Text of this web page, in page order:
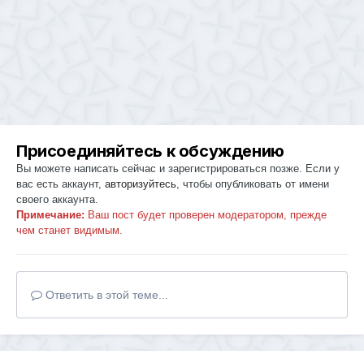
Присоединяйтесь к обсуждению
Вы можете написать сейчас и зарегистрироваться позже. Если у
вас есть аккаунт, авторизуйтесь , чтобы опубликовать от имени
своего аккаунта.
Примечание: Ваш пост будет проверен модератором, прежде
чем станет видимым.
Ответить в этой теме...